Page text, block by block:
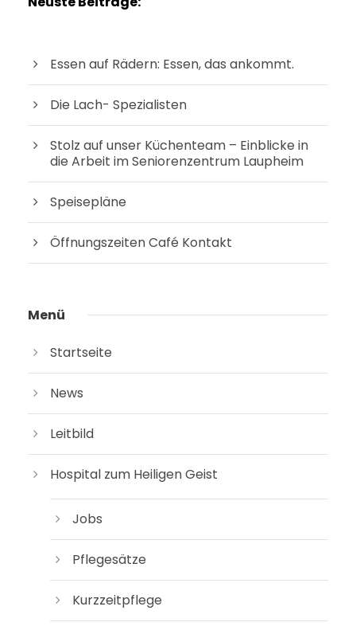
Essen auf Rädern: Essen, das ankommt.
Die Lach- Spezialisten
Stolz auf unser Küchen­team – Ein­bli­cke in
die Arbeit im Senio­ren­zen­trum Laupheim
Spei­se­plä­ne
Öff­nungs­zei­ten Café Kontakt
Menü
Start­sei­te
News
Leit­bild
Hos­pi­tal zum Hei­li­gen Geist
Jobs
Pfle­ge­sät­ze
Kurz­zeit­pfle­ge